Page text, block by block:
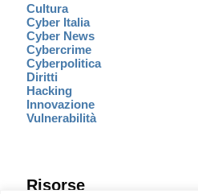
Cultura
Cyber Italia
Cyber News
Cybercrime
Cyberpolitica
Diritti
Hacking
Innovazione
Vulnerabilità
Risorse